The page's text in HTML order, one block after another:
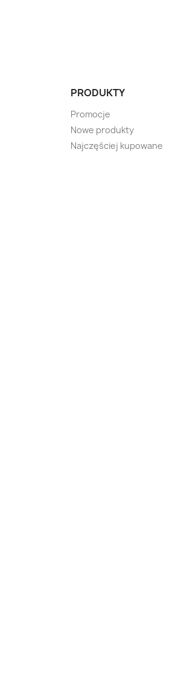
PRODUKTY
Promocje
Nowe produkty
Najczęściej kupowane